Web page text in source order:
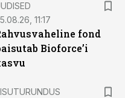
11:17
fond
Bioforce’i